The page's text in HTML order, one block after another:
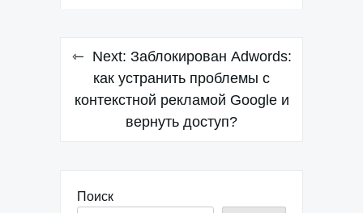
Навигация
записям
Next: Заблокирован Adwords:
как устранить проблемы с
контекстной рекламой Google и
вернуть доступ?
Поиск